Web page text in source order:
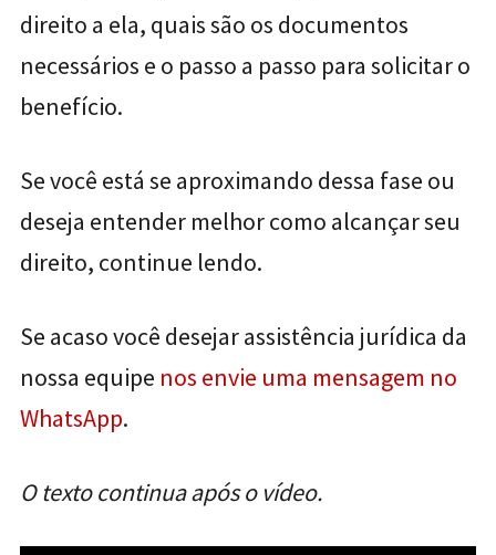
direito a ela, quais são os documentos
necessários e o passo a passo para solicitar o
benefício.
Se você está se aproximando dessa fase ou
deseja entender melhor como alcançar seu
direito, continue lendo.
Se acaso você desejar assistência jurídica da
nossa equipe nos envie uma mensagem no
WhatsApp.
O texto continua após o vídeo.